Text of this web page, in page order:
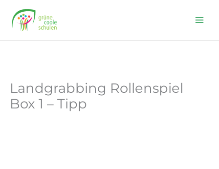
content
Landgrabbing Rollenspiel
Box 1 – Tipp